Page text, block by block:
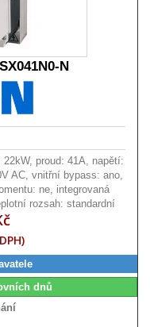
N
proud: 41A, napětí:
AC, vnitřní bypass: ano,
ne, integrovaná
rozsah: standardní
dnů